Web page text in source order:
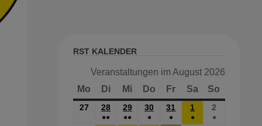
RST KALENDER
Veranstaltungen im August 2026
Mo Montag
Di Dienstag
Mi Mittwoch
Do Donnerstag
FrFreitag
SaSamstag
So
27
Juli
28
JULI
●●
29
JULI
●●
30
JULI
●
31
JULI
●
1
AUG.
●
2
●